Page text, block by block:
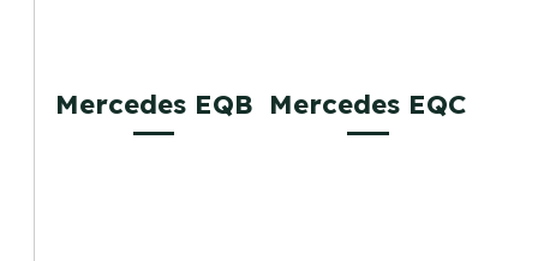
Mercedes EQB Mercedes EQC